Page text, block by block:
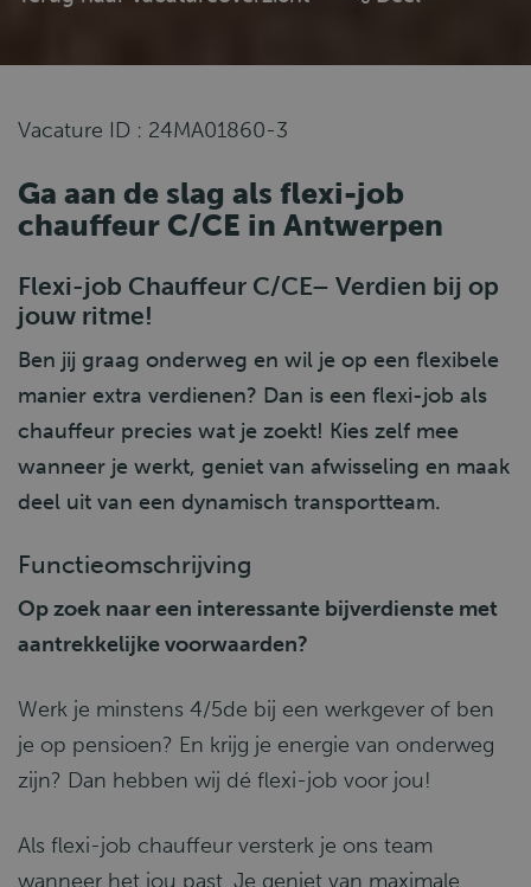
Vacature ID : 24MA01860-3
Ga aan de slag als flexi-job
chauffeur C/CE in Antwerpen
Flexi-job Chauffeur C/CE– Verdien bij op
jouw ritme!
Ben jij graag onderweg en wil je op een flexibele
manier extra verdienen? Dan is een flexi-job als
chauffeur precies wat je zoekt! Kies zelf mee
wanneer je werkt, geniet van afwisseling en maak
deel uit van een dynamisch transportteam.
Functieomschrijving
Op zoek naar een interessante bijverdienste met
aantrekkelijke voorwaarden?
Werk je minstens 4/5de bij een werkgever of ben
je op pensioen? En krijg je energie van onderweg
zijn? Dan hebben wij dé flexi-job voor jou!
Als flexi-job chauffeur versterk je ons team
wanneer het jou past. Je geniet van maximale